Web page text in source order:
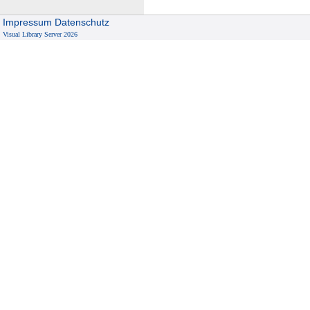
Impressum Datenschutz
Visual Library Server 2026